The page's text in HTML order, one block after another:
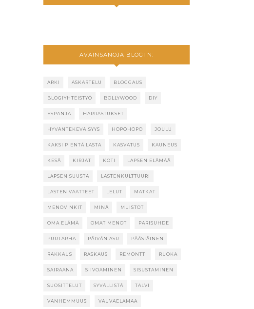
AVAINSANOJA BLOGIIN:
ARKI ASKARTELU BLOGGAUS
BLOGIYHTEISTYÖ BOLLYWOOD DIY
ESPANJA HARRASTUKSET
HYVÄNTEKEVÄISYYS HÖPÖHÖPÖ JOULU
KAKSI PIENTÄ LASTA KASVATUS KAUNEUS
KESÄ KIRJAT KOTI LAPSEN ELÄMÄÄ
LAPSEN SUUSTA LASTENKULTTUURI
LASTEN VAATTEET LELUT MATKAT
MENOVINKIT MINÄ MUISTOT
OMA ELÄMÄ OMAT MENOT PARISUHDE
PUUTARHA PÄIVÄN ASU PÄÄSIÄINEN
RAKKAUS RASKAUS REMONTTI RUOKA
SAIRAANA SIIVOAMINEN SISUSTAMINEN
SUOSITTELUT SYVÄLLISTÄ TALVI
VANHEMMUUS VAUVAELÄMÄÄ